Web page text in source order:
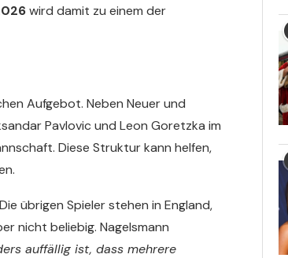
wird damit zu einem der
Aufgebot. Neben Neuer und
Pavlovic und Leon Goretzka im
Diese Struktur kann helfen,
übrigen Spieler stehen in England,
nicht beliebig. Nagelsmann
auffällig ist, dass mehrere